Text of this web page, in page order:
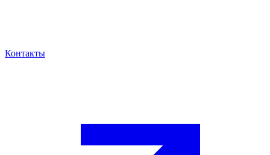
Контакты